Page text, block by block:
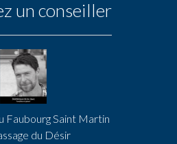
un conseiller
Faubourg Saint Martin
du Désir